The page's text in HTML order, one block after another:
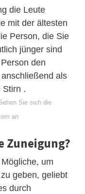
die Leute
mit der ältesten
Person, die Sie
jünger sind
den
als
Stirn .
Sie sich die
an
Zuneigung?
um
geben, geliebt
durch